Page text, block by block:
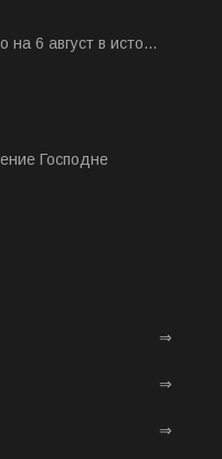
на 6 август в исто...
Господне
⇒
⇒
⇒